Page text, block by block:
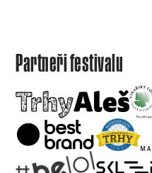
Partneři festivalu